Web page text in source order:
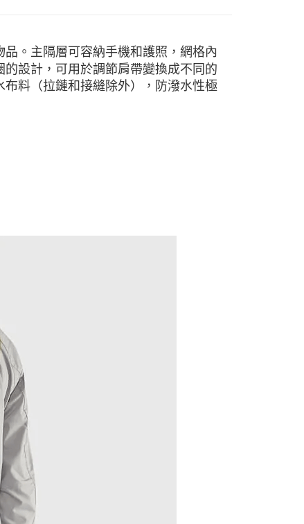
滿NT$490(含以上)免運費
。主隔層可容納手機和護照，網格內
設計，可用於調節肩帶變換成不同的
料（拉鏈和接縫除外），防潑水性極